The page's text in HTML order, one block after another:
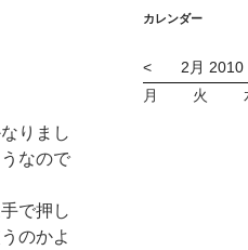
りまし
なので
で押し
のかよ
カレンダー
<
2月 2010
月
火